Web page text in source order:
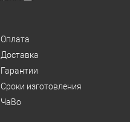
Оплата
Доставка
Гарантии
Сроки изготовления
ЧаВо